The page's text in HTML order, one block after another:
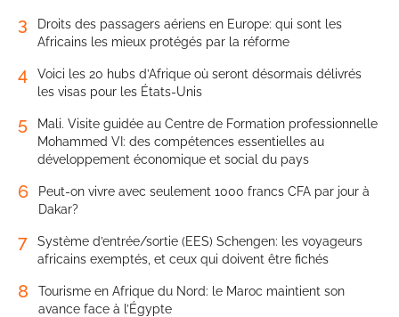
3
Droits des passagers aériens en Europe: qui sont les
Africains les mieux protégés par la réforme
4
Voici les 20 hubs d’Afrique où seront désormais délivrés
les visas pour les États-Unis
5
Mali. Visite guidée au Centre de Formation professionnelle
Mohammed VI: des compétences essentielles au
développement économique et social du pays
6
Peut-on vivre avec seulement 1000 francs CFA par jour à
Dakar?
7
Système d’entrée/sortie (EES) Schengen: les voyageurs
africains exemptés, et ceux qui doivent être fichés
8
Tourisme en Afrique du Nord: le Maroc maintient son
avance face à l’Égypte